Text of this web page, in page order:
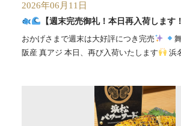
2026年06月11日
【週末完売御礼！本日再入荷します
おかげさまで週末は大好評につき完売
阪産 真アジ 本日、再び入荷いたします
浜